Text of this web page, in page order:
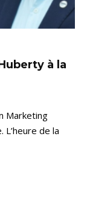
à la
Marketing
de la